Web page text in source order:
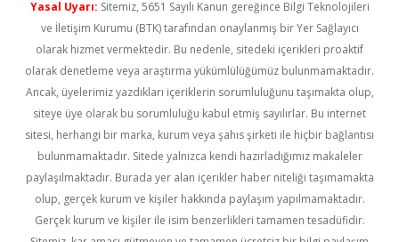
Yasal Uyarı: Sitemiz, 5651 Sayılı Kanun gereğince Bilgi Teknolojileri
ve İletişim Kurumu (BTK) tarafından onaylanmış bir Yer Sağlayıcı
olarak hizmet vermektedir. Bu nedenle, sitedeki içerikleri proaktif
olarak denetleme veya araştırma yükümlülüğümüz bulunmamaktadır.
Ancak, üyelerimiz yazdıkları içeriklerin sorumluluğunu taşımakta olup,
siteye üye olarak bu sorumluluğu kabul etmiş sayılırlar. Bu internet
sitesi, herhangi bir marka, kurum veya şahıs şirketi ile hiçbir bağlantısı
bulunmamaktadır. Sitede yalnızca kendi hazırladığımız makaleler
paylaşılmaktadır. Burada yer alan içerikler haber niteliği taşımamakta
olup, gerçek kurum ve kişiler hakkında paylaşım yapılmamaktadır.
Gerçek kurum ve kişiler ile isim benzerlikleri tamamen tesadüfidir.